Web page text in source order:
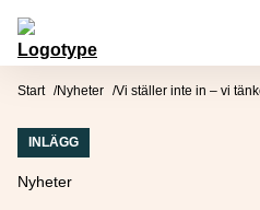
Hoppa till innehåll
Mötesplatsen Social
Start Nyheter Vi ställer inte in – vi
INLÄGG
Nyheter